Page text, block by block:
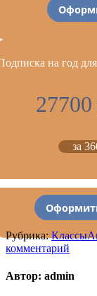
на год
за
Рубрика:Классы
комментарий
Автор: admin